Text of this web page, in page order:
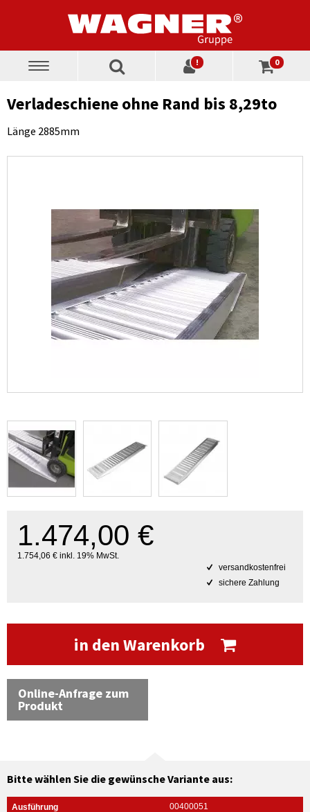
Toggle
! 0
Verladeschiene ohne Rand bis 8,29to
Länge 2885mm
1.474,00 €
1.754,06 € inkl. 19% MwSt.
versandkostenfrei
sichere Zahlung
in den Warenkorb
Online-Anfrage zum
Produkt
Bitte wählen Sie die gewünsche Variante aus:
00400051